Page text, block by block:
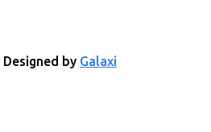
Designed by Galaxi